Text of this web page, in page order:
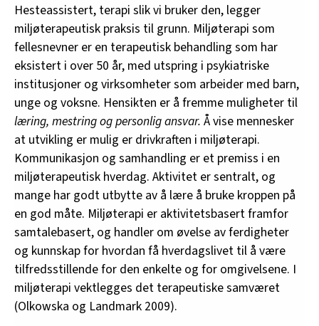
Hesteassistert, terapi slik vi bruker den, legger
miljøterapeutisk praksis til grunn. Miljøterapi som
fellesnevner er en terapeutisk behandling som har
eksistert i over 50 år, med utspring i psykiatriske
institusjoner og virksomheter som arbeider med barn,
unge og voksne. Hensikten er å fremme muligheter til
læring, mestring og personlig ansvar. Å vise mennesker
at utvikling er mulig er drivkraften i miljøterapi.
Kommunikasjon og samhandling er et premiss i en
miljøterapeutisk hverdag. Aktivitet er sentralt, og
mange har godt utbytte av å lære å bruke kroppen på
en god måte. Miljøterapi er aktivitetsbasert framfor
samtalebasert, og handler om øvelse av ferdigheter
og kunnskap for hvordan få hverdagslivet til å være
tilfredsstillende for den enkelte og for omgivelsene. I
miljøterapi vektlegges det terapeutiske samværet
(Olkowska og Landmark 2009).